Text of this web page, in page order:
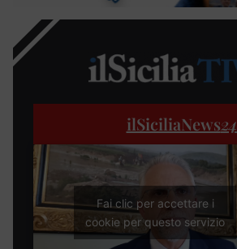
ilSiciliaNews24
Fai clic per accettare i
cookie per questo servizio